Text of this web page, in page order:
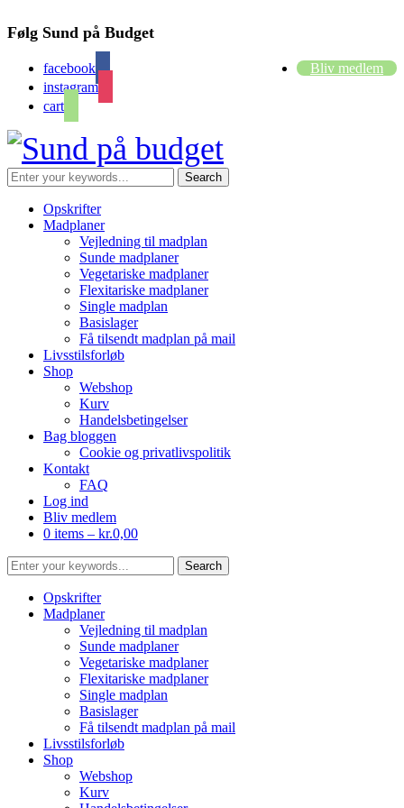
Følg Sund på Budget
facebook
instagram
cart
Bliv medlem
Opskrifter
Madplaner
Vejledning til madplan
Sunde madplaner
Vegetariske madplaner
Flexitariske madplaner
Single madplan
Basislager
Få tilsendt madplan på mail
Livsstilsforløb
Shop
Webshop
Kurv
Handelsbetingelser
Bag bloggen
Cookie og privatlivspolitik
Kontakt
FAQ
Log ind
Bliv medlem
0 items – kr.0,00
Opskrifter
Madplaner
Vejledning til madplan
Sunde madplaner
Vegetariske madplaner
Flexitariske madplaner
Single madplan
Basislager
Få tilsendt madplan på mail
Livsstilsforløb
Shop
Webshop
Kurv